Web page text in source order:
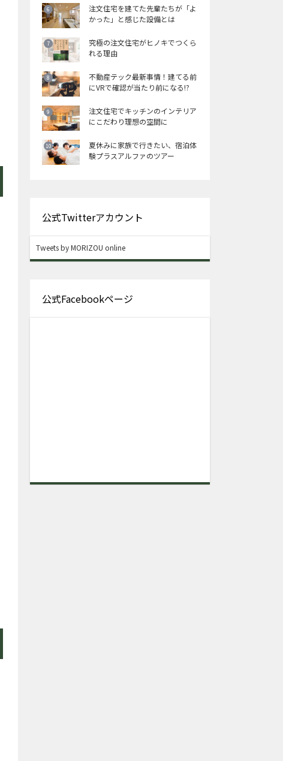
注文住宅を建てた先輩たちが「よ
かった」と感じた設備とは
究極の注文住宅がヒノキでつくら
れる理由
不動産テック最新事情！建てる前
にVRで確認が当たり前になる!?
注文住宅でキッチンのインテリア
にこだわり理想の空間に
夏休みに家族で行きたい、宿泊体
験プラスアルファのツアー
公式Twitterアカウント
Tweets by MORIZOU online
公式Facebookページ